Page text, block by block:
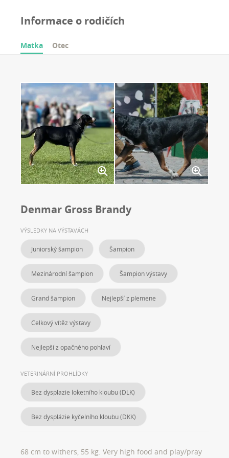
Informace o rodičích
Matka Otec
Denmar Gross Brandy
VÝSLEDKY NA VÝSTAVÁCH
Juniorský šampion Šampion
Mezinárodní šampion Šampion výstavy
Grand šampion Nejlepší z plemene
Celkový vítěz výstavy
Nejlepší z opačného pohlaví
VETERINÁRNÍ PROHLÍDKY
Bez dysplazie loketního kloubu (DLK)
Bez dysplázie kyčelního kloubu (DKK)
68 cm to withers, 55 kg. Very high food and play/pray